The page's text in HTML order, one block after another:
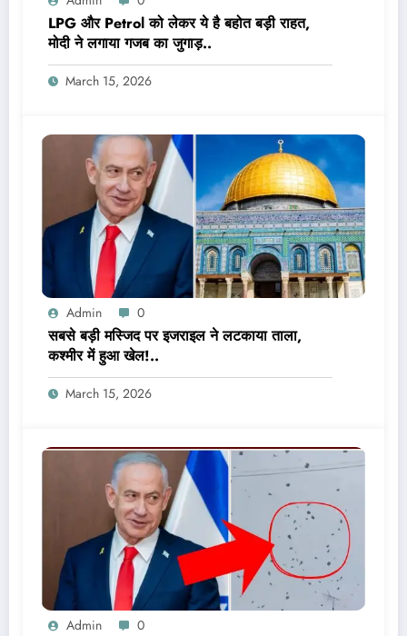
LPG और Petrol को लेकर ये है बहोत बड़ी राहत,
मोदी ने लगाया गजब का जुगाड़..
March 15, 2026
Admin 0
सबसे बड़ी मस्जिद पर इजराइल ने लटकाया ताला,
कश्मीर में हुआ खेल!..
March 15, 2026
Admin 0